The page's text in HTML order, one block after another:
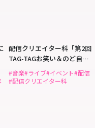
配信クリエイター科「第2回
TAG-TAGお笑い＆のど自慢
ライブ」
#音楽#ライブ#イベント#配信
#配信クリエイター科